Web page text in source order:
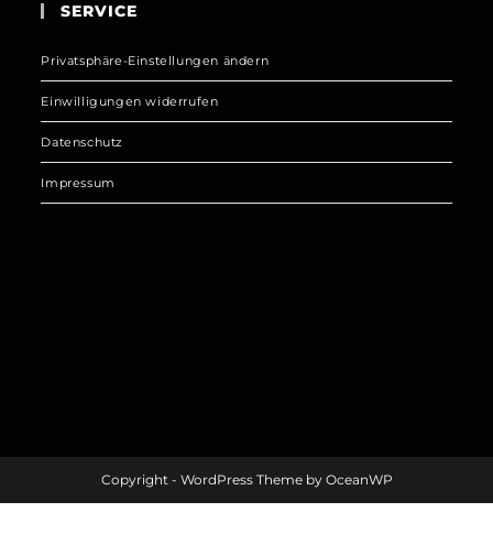
SERVICE
Privatsphäre-Einstellungen ändern
Einwilligungen widerrufen
Datenschutz
Impressum
Copyright - WordPress Theme by OceanWP